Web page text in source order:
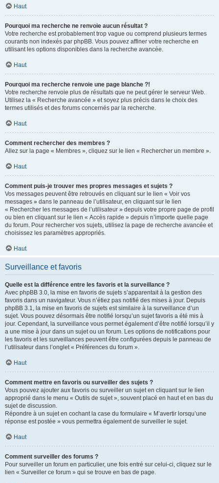
Haut
Pourquoi ma recherche ne renvoie aucun résultat ?
Votre recherche est probablement trop vague ou comprend plusieurs termes
courants non indexés par phpBB. Vous pouvez affiner votre recherche en
utilisant les options disponibles dans la recherche avancée.
Haut
Pourquoi ma recherche renvoie une page blanche ?!
Votre recherche renvoie plus de résultats que ne peut gérer le serveur Web.
Utilisez la « Recherche avancée » et soyez plus précis dans le choix des
termes utilisés et des forums concernés par la recherche.
Haut
Comment rechercher des membres ?
Allez sur la page « Membres », cliquez sur le lien « Rechercher un membre ».
Haut
Comment puis-je trouver mes propres messages et sujets ?
Vos messages peuvent être retrouvés en cliquant sur le lien « Voir vos
messages » dans le panneau de l’utilisateur, en cliquant sur le lien
« Rechercher les messages de l’utilisateur » depuis votre propre page de profil
ou bien en cliquant sur le lien « Accès rapide » depuis n’importe quelle page
du forum. Pour rechercher vos sujets, utilisez la page de recherche avancée et
choisissez les paramètres appropriés.
Haut
Surveillance et favoris
Quelle est la différence entre les favoris et la surveillance ?
Avec phpBB 3.0, la mise en favoris de sujets s’apparentait à la gestion des
favoris dans un navigateur. Vous n’étiez pas notifié des mises à jour. Depuis
phpBB 3.1, la mise en favoris de sujets est similaire à la surveillance d’un
sujet. Vous pouvez désormais être notifié lorsqu’un sujet favoris a été mis à
jour. Cependant, la surveillance vous permet également d’être notifié lorsqu’il y
a une mise à jour dans un sujet ou un forum. Les options de notifications pour
les favoris et les surveillances peuvent être configurées depuis le panneau de
l’utilisateur dans l’onglet « Préférences du forum ».
Haut
Comment mettre en favoris ou surveiller des sujets ?
Vous pouvez ajouter aux favoris ou surveiller un sujet en cliquant sur le lien
approprié dans le menu « Outils de sujet », souvent placé en haut et en bas du
sujet de discussion.
Répondre à un sujet en cochant la case du formulaire « M’avertir lorsqu’une
réponse est postée » vous permettra également de surveiller le sujet.
Haut
Comment surveiller des forums ?
Pour surveiller un forum en particulier, une fois entré sur celui-ci, cliquez sur le
lien « Surveiller ce forum » qui se trouve en bas de page.